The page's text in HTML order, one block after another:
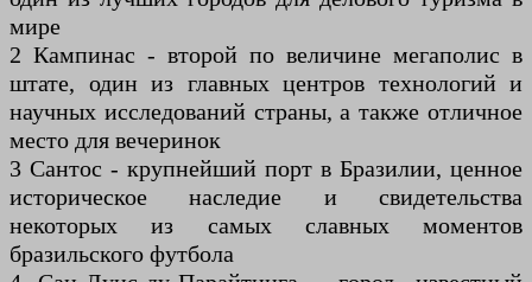
мире
2 Кампинас - второй по величине мегаполис в
штате, один из главных центров технологий и
научных исследований страны, а также отличное
место для вечеринок
3 Сантос - крупнейший порт в Бразилии, ценное
историческое наследие и свидетельства
некоторых из самых славных моментов
бразильского футбола